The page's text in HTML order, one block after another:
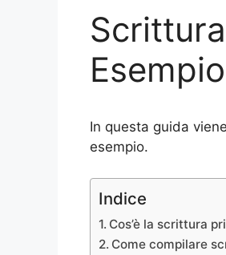
In questa guida
esempio.
Indice
Cos’è la scrittura
Come compilare